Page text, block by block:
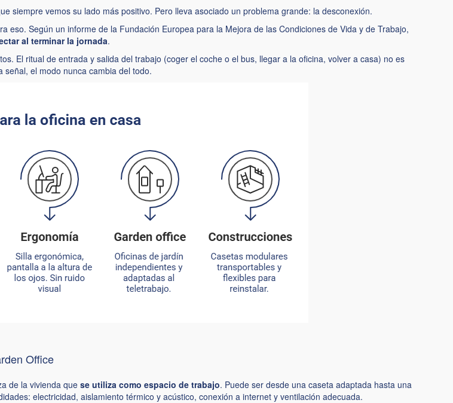
siempre vemos su lado más positivo. Pero lleva asociado un problema grande: la desconexión.
Según un informe de la Fundación Europea para la Mejora de las Condiciones de Vida y de Trabajo,
al terminar la jornada.
El ritual de entrada y salida del trabajo (coger el coche o el bus, llegar a la oficina, volver a casa) no es
el modo nunca cambia del todo.
Office
de la vivienda quese utiliza como espacio de trabajo. Puede ser desde una caseta adaptada hasta una
electricidad, aislamiento térmico y acústico, conexión a internet y ventilación adecuada.